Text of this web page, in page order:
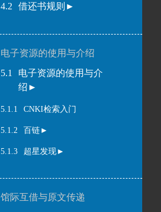
4.2 借还书规则►
电子资源的使用与介绍
5.1
电子资源的使用与介
绍►
5.1.1 CNKI检索入门
5.1.2 百链►
5.1.3 超星发现►
馆际互借与原文传递